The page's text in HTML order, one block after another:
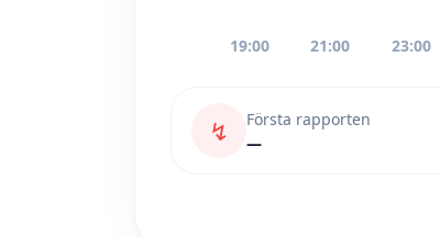
19:00 21:00 23:00
↯
Första rapporten
—